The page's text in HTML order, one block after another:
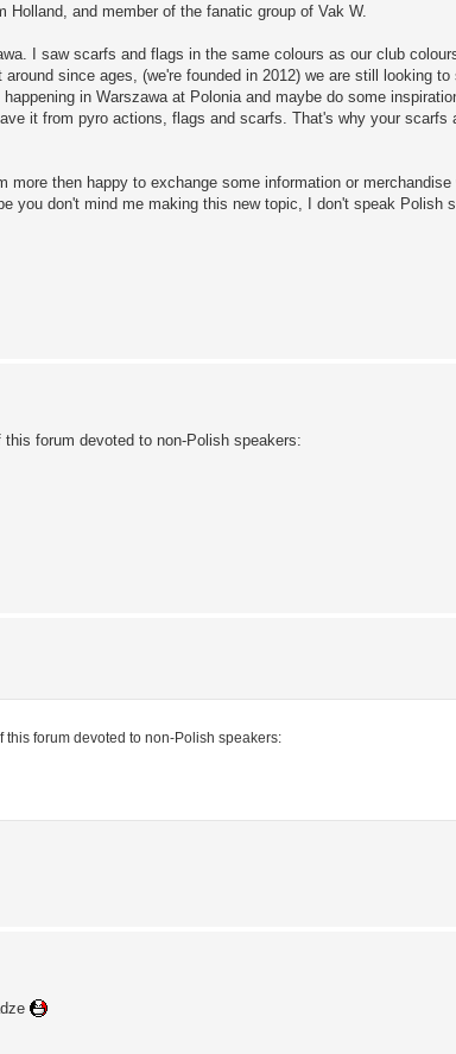
and member of the fanatic group of Vak W.
I saw scarfs and flags in the same colours as our club
since ages, (we're founded in 2012) we are still looking to
in Warszawa at Polonia and maybe do some
it from pyro actions, flags and scarfs. That's why your scarfs
then happy to exchange some information or merchandise
you don't mind me making this new topic, I don't speak Polish
forum devoted to non-Polish speakers:
forum devoted to non-Polish speakers: